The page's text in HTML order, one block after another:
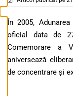
În 2005,
oficial data de
Comemorare a
aniversează
de concentrare și